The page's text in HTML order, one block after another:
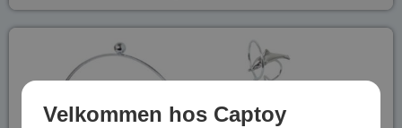
Velkommen hos Captoy